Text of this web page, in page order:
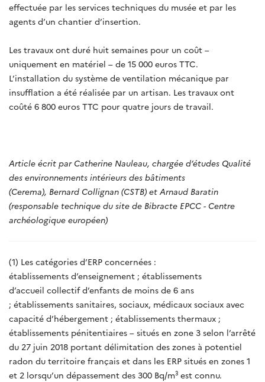
effectuée par les services techniques du musée et par les
agents d’un chantier d’insertion.
Les travaux ont duré huit semaines pour un coût –
uniquement en matériel – de 15 000 euros TTC.
L’installation du système de ventilation mécanique par
insufflation a été réalisée par un artisan. Les travaux ont
coûté 6 800 euros TTC pour quatre jours de travail.
Article écrit par Catherine Nauleau, chargée d’études Qualité
des environnements intérieurs des bâtiments
(Cerema), Bernard Collignan (CSTB) et Arnaud Baratin
(responsable technique du site de Bibracte EPCC - Centre
archéologique européen)
(1) Les catégories d’ERP concernées :
établissements d’enseignement ; établissements
d’accueil collectif d’enfants de moins de 6 ans
; établissements sanitaires, sociaux, médicaux sociaux avec
capacité d’hébergement ; établissements thermaux ;
établissements pénitentiaires – situés en zone 3 selon l’arrêté
du 27 juin 2018 portant délimitation des zones à potentiel
radon du territoire français et dans les ERP situés en zones 1
et 2 lorsqu’un dépassement des 300 Bq/m³ est connu.